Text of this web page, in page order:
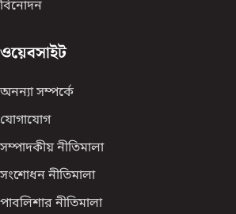
বিনোদন
ওয়েবসাইট
অনন্যা সম্পর্কে
যোগাযোগ
সম্পাদকীয় নীতিমালা
সংশোধন নীতিমালা
পাবলিশার নীতিমালা